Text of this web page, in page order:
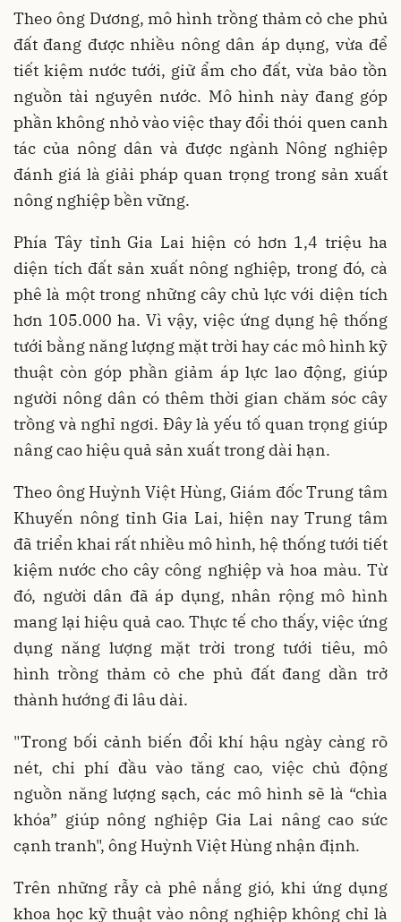
Theo ông Dương, mô hình trồng thảm cỏ che phủ
đất đang được nhiều nông dân áp dụng, vừa để
tiết kiệm nước tưới, giữ ẩm cho đất, vừa bảo tồn
nguồn tài nguyên nước. Mô hình này đang góp
phần không nhỏ vào việc thay đổi thói quen canh
tác của nông dân và được ngành Nông nghiệp
đánh giá là giải pháp quan trọng trong sản xuất
nông nghiệp bền vững.
Phía Tây tỉnh Gia Lai hiện có hơn 1,4 triệu ha
diện tích đất sản xuất nông nghiệp, trong đó, cà
phê là một trong những cây chủ lực với diện tích
hơn 105.000 ha. Vì vậy, việc ứng dụng hệ thống
tưới bằng năng lượng mặt trời hay các mô hình kỹ
thuật còn góp phần giảm áp lực lao động, giúp
người nông dân có thêm thời gian chăm sóc cây
trồng và nghỉ ngơi. Đây là yếu tố quan trọng giúp
nâng cao hiệu quả sản xuất trong dài hạn.
Theo ông Huỳnh Việt Hùng, Giám đốc Trung tâm
Khuyến nông tỉnh Gia Lai, hiện nay Trung tâm
đã triển khai rất nhiều mô hình, hệ thống tưới tiết
kiệm nước cho cây công nghiệp và hoa màu. Từ
đó, người dân đã áp dụng, nhân rộng mô hình
mang lại hiệu quả cao. Thực tế cho thấy, việc ứng
dụng năng lượng mặt trời trong tưới tiêu, mô
hình trồng thảm cỏ che phủ đất đang dần trở
thành hướng đi lâu dài.
"Trong bối cảnh biến đổi khí hậu ngày càng rõ
nét, chi phí đầu vào tăng cao, việc chủ động
nguồn năng lượng sạch, các mô hình sẽ là “chìa
khóa” giúp nông nghiệp Gia Lai nâng cao sức
cạnh tranh", ông Huỳnh Việt Hùng nhận định.
Trên những rẫy cà phê nắng gió, khi ứng dụng
khoa học kỹ thuật vào nông nghiệp không chỉ là